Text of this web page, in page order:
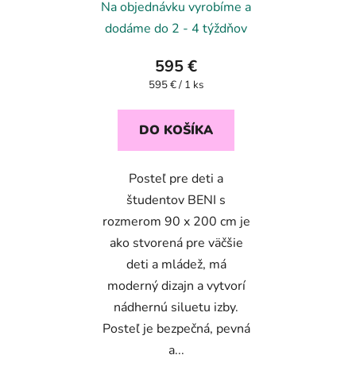
Na objednávku vyrobíme a
dodáme do 2 - 4 týždňov
595 €
Jednotková
595 € / 1 ks
DO KOŠÍKA
Posteľ pre deti a
študentov BENI s
rozmerom 90 x 200 cm je
ako stvorená pre väčšie
deti a mládež, má
moderný dizajn a vytvorí
nádhernú siluetu izby.
Posteľ je bezpečná, pevná
a...